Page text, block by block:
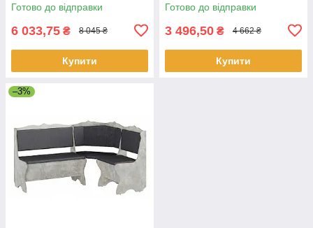
Готово до відправки
6 033,75 ₴ 8 045 ₴
Купити
Готово до відправки
3 496,50 ₴ 4 662 ₴
Купити
–3%